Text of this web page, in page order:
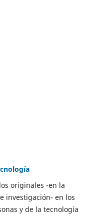
originales -en la
investigación- en los
y de la tecnología